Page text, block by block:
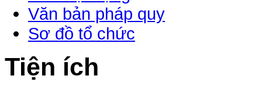
Văn bản pháp quy
Sơ đồ tổ chức
Tiện ích